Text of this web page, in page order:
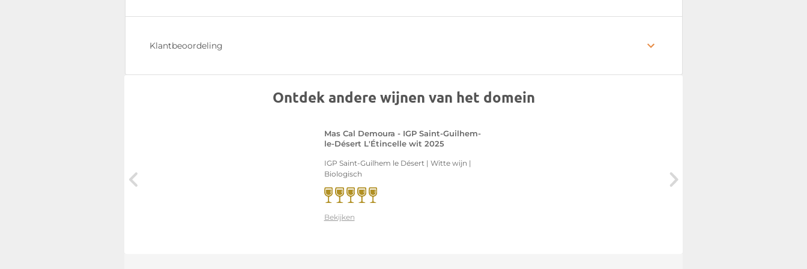
Klantbeoordeling
Ontdek andere wijnen van het domein
Mas Cal Demoura - IGP Saint-Guilhem-
le-Désert L'Étincelle wit 2025
IGP Saint-Guilhem le Désert | Witte wijn |
Biologisch
Bekijken